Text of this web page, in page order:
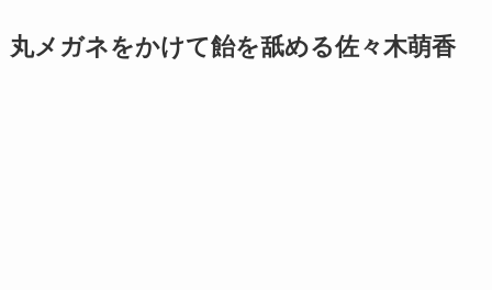
丸メガネをかけて飴を舐める佐々木萌香